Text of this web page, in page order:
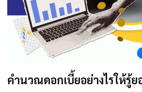
คำนวณดอกเบี้ยอย่างไรให้รู้ย